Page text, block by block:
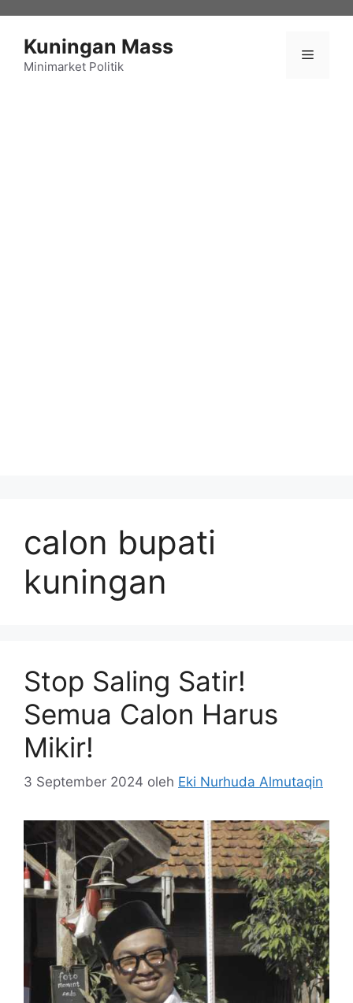
Kuningan Mass
Minimarket Politik
Menu
calon bupati
kuningan
Stop Saling Satir!
Semua Calon Harus
Mikir!
3 September 2024 oleh Eki Nurhuda Almutaqin